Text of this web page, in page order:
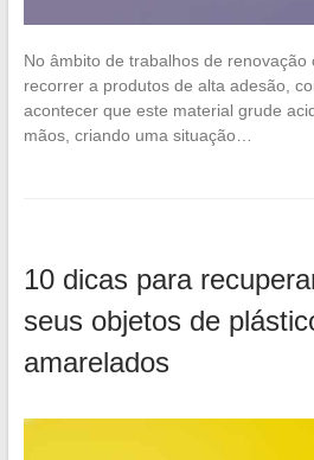
No âmbito de trabalhos de
recorrer a produtos de alta adesão,
acontecer que este material grude
mãos, criando uma situação…
10 dicas para
seus objetos de
amarelados